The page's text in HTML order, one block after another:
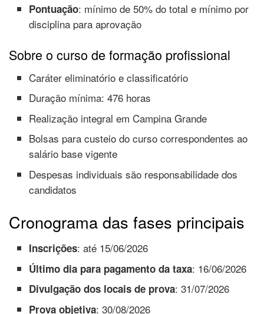
Pontuação: mínimo de 50% do total e mínimo por
disciplina para aprovação
Sobre o curso de formação profissional
Caráter eliminatório e classificatório
Duração mínima: 476 horas
Realização integral em Campina Grande
Bolsas para custeio do curso correspondentes ao
salário base vigente
Despesas individuais são responsabilidade dos
candidatos
Cronograma das fases principais
Inscrições: até 15/06/2026
Último dia para pagamento da taxa: 16/06/2026
Divulgação dos locais de prova: 31/07/2026
Prova objetiva: 30/08/2026